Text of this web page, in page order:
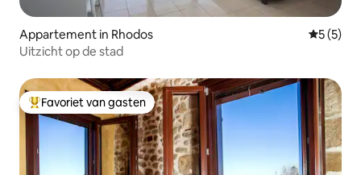
Appartement in Rhodos
5 (5)
Uitzicht op de stad
Topfavoriet van gasten
Favoriet van gasten